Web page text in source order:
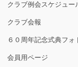
クラブ例会スケジュー
クラブ会報
６０周年記念式典フォ
会員用ページ